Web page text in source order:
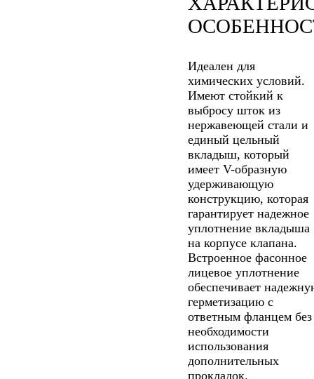
Идеален для
химических условий.
Имеют стойкий к
выбросу шток из
нержавеющей стали и
единый цельный
вкладыш, который
имеет V-образную
удерживающую
конструкцию, которая
гарантирует надежное
уплотнение вкладыша
на корпусе клапана.
Встроенное фасонное
лицевое уплотнение
обеспечивает
герметизацию с
ответным фланцем без
необходимости
использования
дополнительных
прокладок.